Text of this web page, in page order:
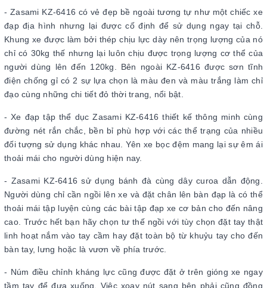
- Zasami KZ-6416 có vẻ đẹp bề ngoài tương tự như một chiếc xe
đạp địa hình nhưng lại được cố định để sử dụng ngay tại chỗ.
Khung xe được làm bởi thép chịu lực dày nên trọng lượng của nó
chỉ có 30kg thế nhưng lại luôn chịu được trọng lượng cơ thể của
người dùng lên đến 120kg. Bên ngoài KZ-6416 được sơn tĩnh
điện chống gỉ có 2 sự lựa chọn là màu đen và màu trắng làm chỉ
đạo cùng những chi tiết đỏ thời trang, nổi bật.
- Xe đạp tập thể dục Zasami KZ-6416 thiết kế thông minh cùng
đường nét rắn chắc, bền bỉ phù hợp với các thể trạng của nhiều
đối tượng sử dụng khác nhau. Yên xe bọc đệm mang lại sự êm ái
thoải mái cho người dùng hiện nay.
- Zasami KZ-6416 sử dụng bánh đà cùng dây curoa dẫn động.
Người dùng chỉ cần ngồi lên xe và đặt chân lên bàn đạp là có thể
thoải mái tập luyện cùng các bài tập đạp xe cơ bản cho đến nâng
cao. Trước hết bạn hãy chọn tư thế ngồi với tùy chọn đặt tay thật
linh hoạt nắm vào tay cầm hay đặt toàn bộ từ khuỷu tay cho đến
bàn tay, lưng hoặc là vươn về phía trước.
- Núm điều chỉnh kháng lực cũng được đặt ở trên gióng xe ngay
tầm tay để đưa xuống. Việc xoay nút sang bên phải cũng đồng